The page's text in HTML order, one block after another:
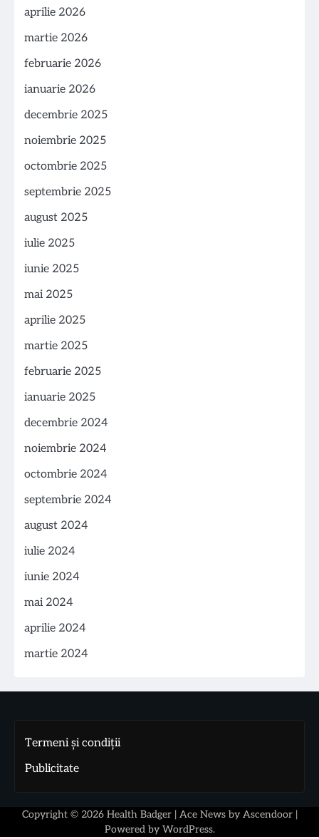
aprilie 2026
martie 2026
februarie 2026
ianuarie 2026
decembrie 2025
noiembrie 2025
octombrie 2025
septembrie 2025
august 2025
iulie 2025
iunie 2025
mai 2025
aprilie 2025
martie 2025
februarie 2025
ianuarie 2025
decembrie 2024
noiembrie 2024
octombrie 2024
septembrie 2024
august 2024
iulie 2024
iunie 2024
mai 2024
aprilie 2024
martie 2024
Termeni și condiții
Publicitate
Copyright © 2026 Health Badger| Ace News by Ascendoor|
Powered by WordPress.